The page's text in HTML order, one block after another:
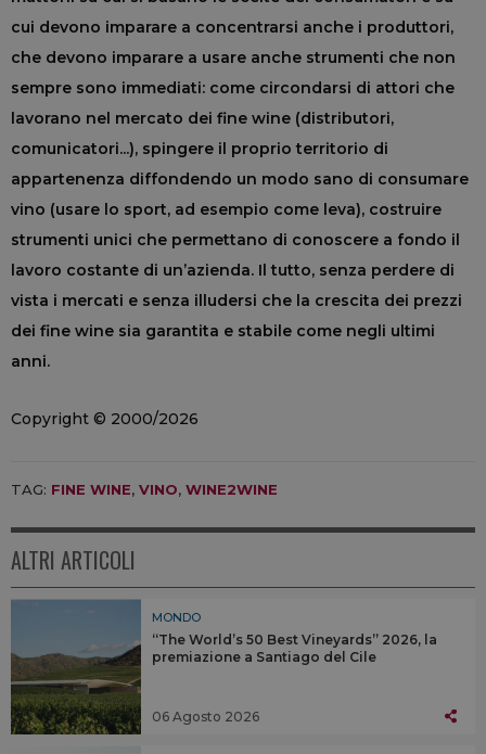
cui devono imparare a concentrarsi anche i produttori,
che devono imparare a usare anche strumenti che non
sempre sono immediati: come circondarsi di attori che
lavorano nel mercato dei fine wine (distributori,
comunicatori...), spingere il proprio territorio di
appartenenza diffondendo un modo sano di consumare
vino (usare lo sport, ad esempio come leva), costruire
strumenti unici che permettano di conoscere a fondo il
lavoro costante di un’azienda. Il tutto, senza perdere di
vista i mercati e senza illudersi che la crescita dei prezzi
dei fine wine sia garantita e stabile come negli ultimi
anni.
Copyright © 2000/2026
TAG: FINE WINE, VINO, WINE2WINE
ALTRI ARTICOLI
MONDO
“The World’s 50 Best Vineyards” 2026, la
premiazione a Santiago del Cile
06 Agosto 2026